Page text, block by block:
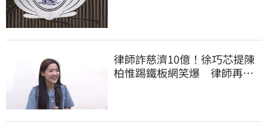
律師詐慈濟10億！徐巧芯提陳
柏惟踢鐵板網笑爆 律師再曬1